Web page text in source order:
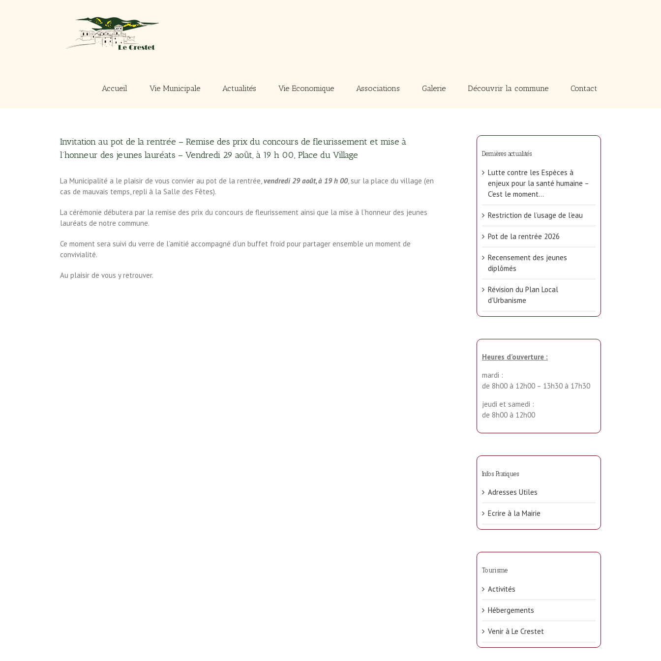
Accueil Vie Municipale Actualités Vie Economique Associations Galerie Découvrir la commune Contact
Invitation au pot de la rentrée – Remise des prix du concours de fleurissement et mise à
l’honneur des jeunes lauréats – Vendredi 29 août, à 19 h 00, Place du Village
La Municipalité a le plaisir de vous convier au pot de la rentrée,vendredi 29 août, à 19 h 00, sur la place du village (en
cas de mauvais temps, repli à la Salle des Fêtes).
La cérémonie débutera par la remise des prix du concours de fleurissement ainsi que la mise à l’honneur des jeunes
lauréats de notre commune.
Ce moment sera suivi du verre de l’amitié accompagné d’un buffet froid pour partager ensemble un moment de
convivialité.
Au plaisir de vous y retrouver.
Dernières actualités
Lutte contre les Espèces à
enjeux pour la santé humaine –
C’est le moment…
Restriction de l’usage de l’eau
Pot de la rentrée 2026
Recensement des jeunes
diplômés
Révision du Plan Local
d’Urbanisme
Heures d’ouverture :
mardi :
de 8h00 à 12h00 – 13h30 à 17h30
jeudi et samedi :
de 8h00 à 12h00
Infos Pratiques
Adresses Utiles
Ecrire à la Mairie
Tourisme
Activités
Hébergements
Venir à Le Crestet